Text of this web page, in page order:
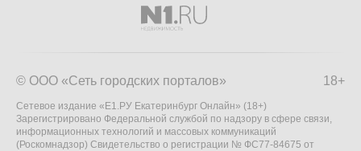
18+
© ООО «Сеть городских порталов»
Сетевое издание «Е1.РУ Екатеринбург Онлайн» (18+)
Зарегистрировано Федеральной службой по надзору в сфере связи,
информационных технологий и массовых коммуникаций
(Роскомнадзор) Свидетельство о регистрации № ФС77-84675 от